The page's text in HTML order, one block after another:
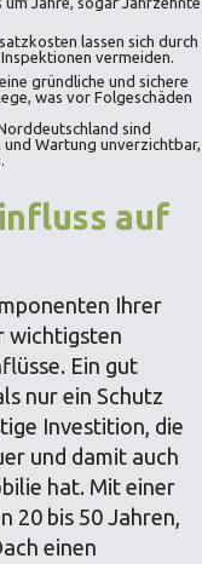
lassen sich durch
vermeiden.
gründliche und sichere
was vor Folgeschäden
sind
Wartung unverzichtbar,
auf
Ihrer
wichtigsten
Ein gut
nur ein Schutz
Investition, die
und damit auch
hat. Mit einer
20 bis 50 Jahren,
einen